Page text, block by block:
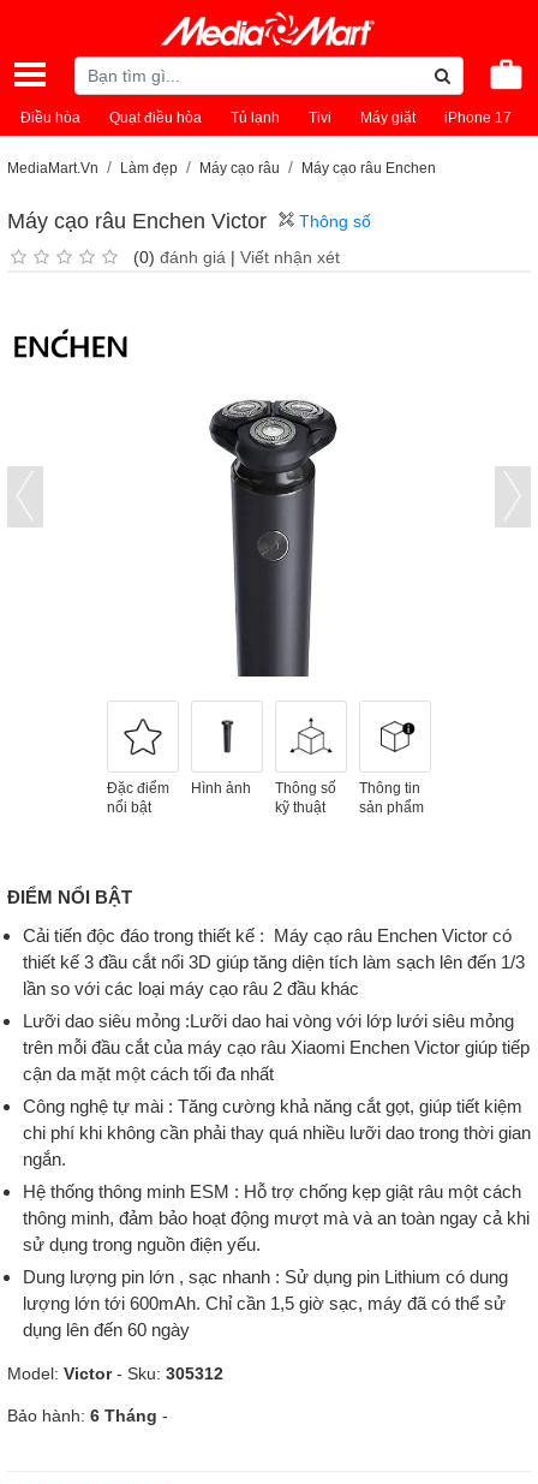
Điều hòa Quạt điều hòa Tủ lạnh Tivi Máy giặt iPhone 17
MediaMart.Vn Làm đẹp Máy cạo râu Máy cạo râu Enchen
Máy cạo râu Enchen Victor
(0) đánh giá | Viết nhận xét
Thông số
Đặc điểm
nổi bật
Hình ảnh
Thông số
kỹ thuật
Thông tin
sản phẩm
ĐIỂM NỔI BẬT
Cải tiến độc đáo trong thiết kế : Máy cạo râu Enchen Victor có
thiết kế 3 đầu cắt nổi 3D giúp tăng diện tích làm sạch lên đến 1/3
lần so với các loại máy cạo râu 2 đầu khác
Lưỡi dao siêu mỏng :Lưỡi dao hai vòng với lớp lưới siêu mỏng
trên mỗi đầu cắt của máy cạo râu Xiaomi Enchen Victor giúp tiếp
cận da mặt một cách tối đa nhất
Công nghệ tự mài : Tăng cường khả năng cắt gọt, giúp tiết kiệm
chi phí khi không cần phải thay quá nhiều lưỡi dao trong thời gian
ngắn.
Hệ thống thông minh ESM : Hỗ trợ chống kẹp giật râu một cách
thông minh, đảm bảo hoạt động mượt mà và an toàn ngay cả khi
sử dụng trong nguồn điện yếu.
Dung lượng pin lớn , sạc nhanh : Sử dụng pin Lithium có dung
lượng lớn tới 600mAh. Chỉ cần 1,5 giờ sạc, máy đã có thể sử
dụng lên đến 60 ngày
Model: Victor- Sku: 305312
Bảo hành: 6 Tháng -